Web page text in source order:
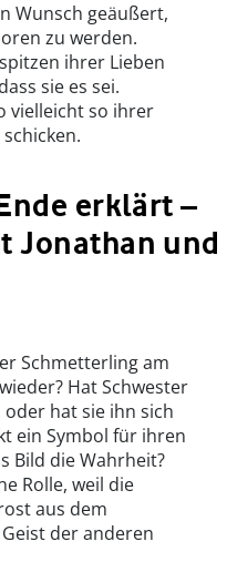
Wunsch geäußert,
zu werden.
ihrer Lieben
sie es sei.
vielleicht so ihrer
erklärt –
Jonathan und
Schmetterling am
Hat Schwester
hat sie ihn sich
ein Symbol für ihren
Bild die Wahrheit?
Rolle, weil die
aus dem
der anderen